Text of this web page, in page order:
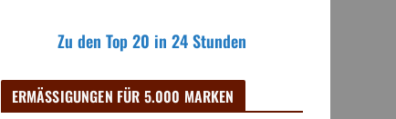
Zu den Top 20 in 24 Stunden
ERMÄSSIGUNGEN FÜR 5.000 MARKEN